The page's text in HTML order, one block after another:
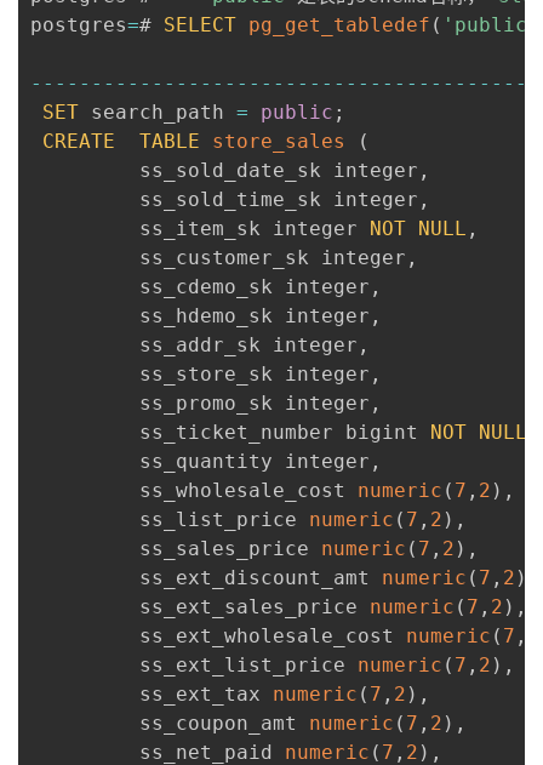
postgres=# SELECT pg_get_tabledef (
-- -- -- -- -- -- -- -- -- -- -- -- -- -- -- -- -- -- -- -- --
SET search_path = public ;
CREATE
TABLE store_sales
(
         ss_sold_date_sk integer
,
         ss_sold_time_sk integer
,
         ss_item_sk integer
NOT NULL ,
         ss_customer_sk integer
,
         ss_cdemo_sk integer
,
         ss_hdemo_sk integer
,
         ss_addr_sk integer
,
         ss_store_sk integer
,
         ss_promo_sk integer
,
         ss_ticket_number bigint
NOT NULL
         ss_quantity integer
,
         ss_wholesale_cost
numeric ( 7 , 2 ) ,
         ss_list_price
numeric ( 7 , 2 ) ,
         ss_sales_price
numeric ( 7 , 2 ) ,
         ss_ext_discount_amt
numeric ( 7 , 2 )
         ss_ext_sales_price
numeric ( 7 , 2 ) ,
         ss_ext_wholesale_cost
numeric ( 7 ,
         ss_ext_list_price
numeric ( 7 , 2 ) ,
         ss_ext_tax
numeric ( 7 , 2 ) ,
         ss_coupon_amt
numeric ( 7 , 2 ) ,
         ss_net_paid
numeric ( 7 , 2 ) ,